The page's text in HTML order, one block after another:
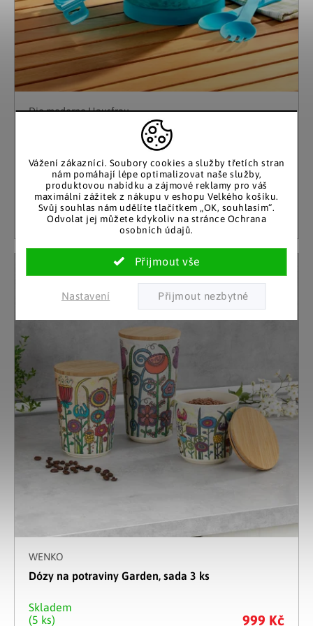
Vážení zákazníci. Soubory cookies a služby třetích stran
nám pomáhají lépe optimalizovat naše služby,
produktovou nabídku a zájmové reklamy pro váš
maximální zážitek z nákupu v eshopu Velkého košíku.
Svůj souhlas nám udělíte tlačítkem „OK, souhlasím“.
Odvolat jej můžete kdykoliv na stránce Ochrana
osobních údajů.
Nastavení
Die moderne Hausfrau
Skladem
10 a více kusů
399 Kč
Detail
WENKO
Dózy na potraviny Garden, sada 3 ks
Skladem
(5 ks)
999 Kč